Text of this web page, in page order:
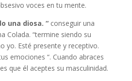
voces en tu mente.
una diosa. “conseguir una
Colada. “termine siendo su
yo. Esté presente y receptivo.
emociones “. Cuando abraces
que él aceptes su masculinidad.